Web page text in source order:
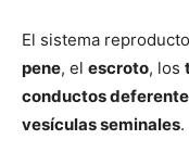
El sistema
pene, el escroto, los
conductos
vesículas seminales.